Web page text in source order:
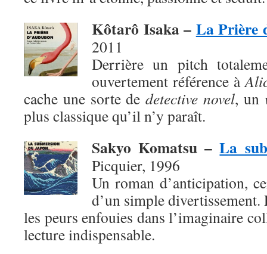
Kôtarô Isaka – La Prière
2011
Derrière un pitch
ouvertement référence à
cache une sorte dedetective novel, un
plus classique qu’il n’y paraît.
Sakyo Komatsu –La
Picquier, 1996
Un roman d’anticipation,
d’un simple
les peurs enfouies dans l’imaginaire
lecture indispensable.